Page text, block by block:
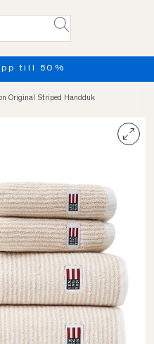
till 50%
Original Striped Handduk